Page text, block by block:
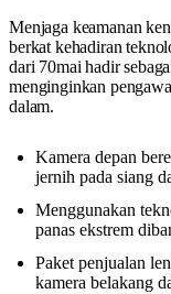
Menjaga keamanan
berkat kehadiran
dari 70mai hadir
menginginkan
dalam.
Kamera depan
jernih pada siang
Menggunakan
panas ekstrem
Paket penjualan
kamera belakang